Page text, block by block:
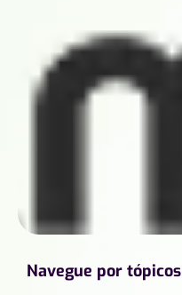
Navegue por tópicos